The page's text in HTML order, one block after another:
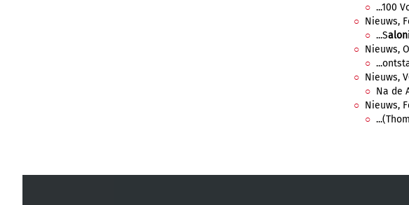
...100
Nieuws,
...Salon
Nieuws,
Nieuws,
Na de
Nieuws,